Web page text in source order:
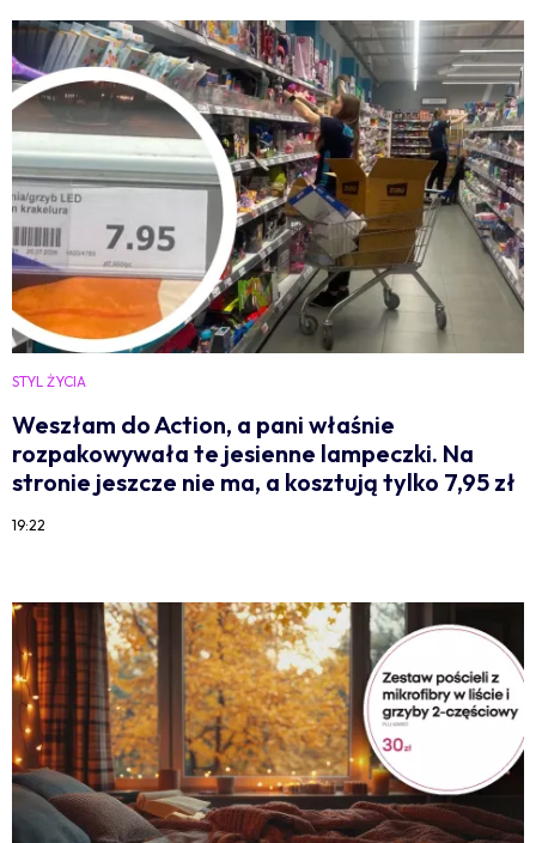
STYL ŻYCIA
Weszłam do Action, a pani właśnie
rozpakowywała te jesienne lampeczki. Na
stronie jeszcze nie ma, a kosztują tylko 7,95 zł
19:22